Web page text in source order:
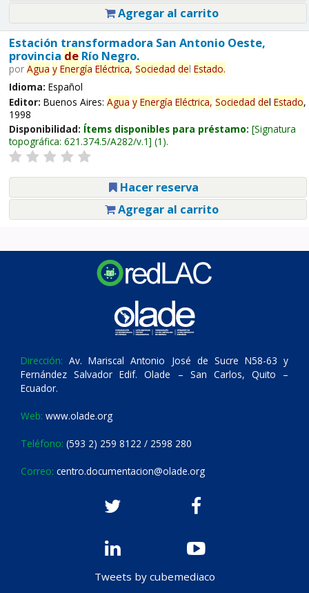
Agregar al carrito
Estación transformadora San Antonio Oeste,
provincia deRío Negro.
por Agua y Energía Eléctrica, Sociedad del Estado.
Idioma: Español
Editor: Buenos Aires: Agua y Energía Eléctrica, Sociedad del Estado,
1998
Disponibilidad: Ítems disponibles para préstamo: Signatura
topográfica: 621.374.5/A282/v.1 (1).
Hacer reserva
Agregar al carrito
Dirección: Av. Mariscal Antonio José de Sucre N58-63 y
Fernández Salvador Edif. Olade – San Carlos, Quito –
Ecuador.
Web: www.olade.org
Teléfono: (593 2) 259 8122 / 2598 280
Correo: centro.documentacion@olade.org
Tweets by cubemediaco